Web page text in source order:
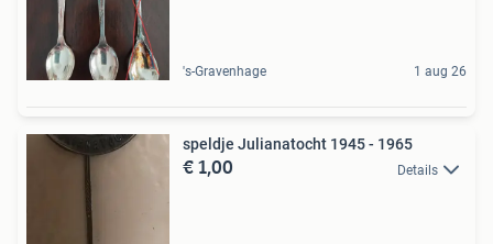
's-Gravenhage 1 aug 26
speldje Julianatocht 1945 - 1965
€ 1,00 Details